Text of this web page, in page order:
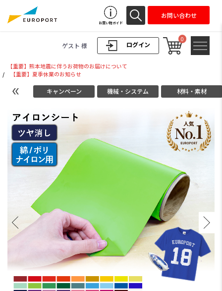
ログイン
ゲスト 様
0
お買い物ガイド
お問い合わせ
【重要】熊本地震に伴うお荷物のお届けについて
/
【重要】夏季休業のお知らせ
キャンペーン 機械・システム 材料・素材